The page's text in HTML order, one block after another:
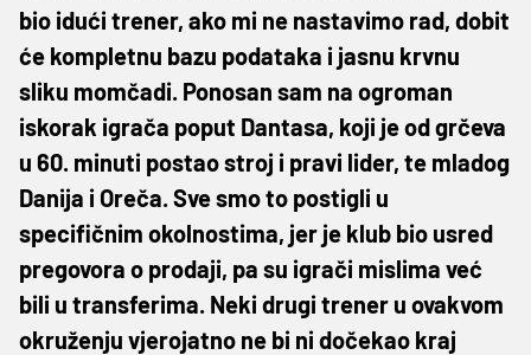
bio idući trener, ako mi ne nastavimo rad, dobit
će kompletnu bazu podataka i jasnu krvnu
sliku momčadi. Ponosan sam na ogroman
iskorak igrača poput Dantasa, koji je od grčeva
u 60. minuti postao stroj i pravi lider, te mladog
Danija i Oreča. Sve smo to postigli u
specifičnim okolnostima, jer je klub bio usred
pregovora o prodaji, pa su igrači mislima već
bili u transferima. Neki drugi trener u ovakvom
okruženju vjerojatno ne bi ni dočekao kraj